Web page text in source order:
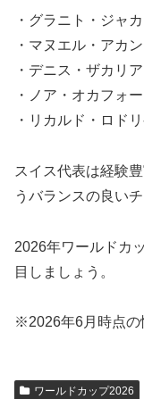
・グラニト・ジャカ
・マヌエル・アカ
・デニス・ザカリア
・ノア・オカフォー
・リカルド・ロド
スイス代表は経験
うバランスの良いチ
2026年ワールドカ
目しましょう。
※2026年6月時点の
ワールドカップ2026